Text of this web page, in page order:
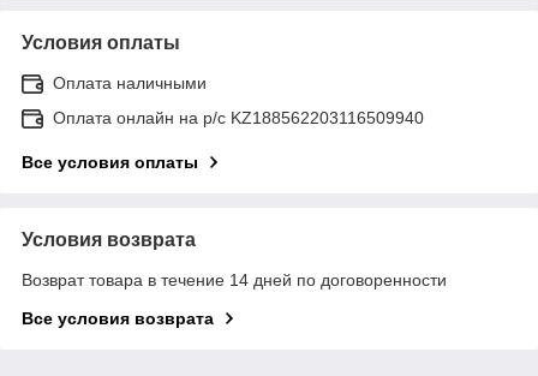
Условия оплаты
Оплата наличными
Оплата онлайн на р/с KZ188562203116509940
Все условия оплаты
Условия возврата
Возврат товара в течение 14 дней по договоренности
Все условия возврата